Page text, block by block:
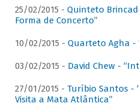
25/02/2015 - Quinteto
Forma de Concerto”
10/02/2015 - Quarteto Agha -
03/02/2015 - David Chew -
27/01/2015 - Turíbio Santos -
Visita a Mata Atlântica”